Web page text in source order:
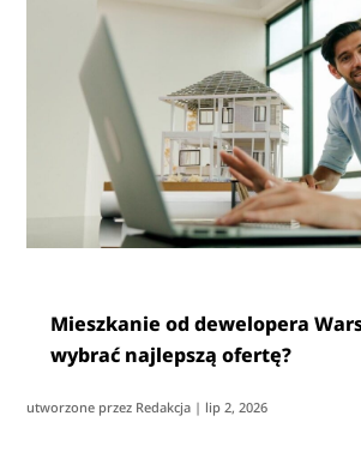
Mieszkanie od dewelopera
wybrać najlepszą ofertę?
utworzone przez Redakcja | lip 2, 2026